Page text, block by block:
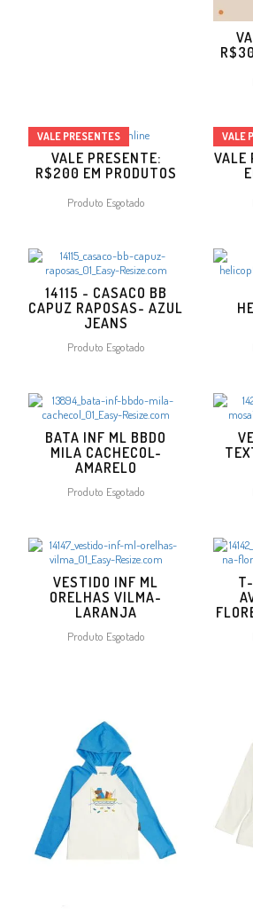
VALE PRESENTE:
R$200 EM PRODUTOS
Produto Esgotado
VALE PRESENTES
VALE
VALE
14115 - CASACO BB
CAPUZ RAPOSAS- AZUL
JEANS
Produto Esgotado
BATA INF ML BBDO
MILA CACHECOL-
AMARELO
Produto Esgotado
VESTIDO INF ML
ORELHAS VILMA-
LARANJA
Produto Esgotado